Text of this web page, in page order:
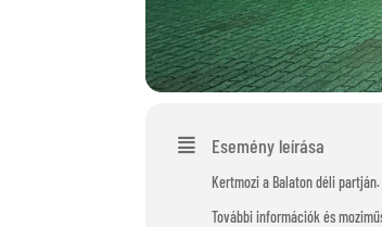
Esemény leírása
Kertmozi a Balaton déli
További információk és